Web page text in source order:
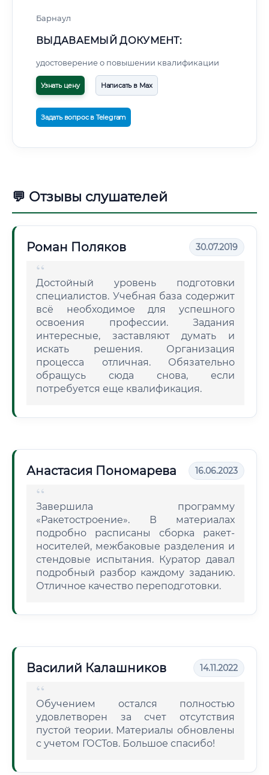
Барнаул
ВЫДАВАЕМЫЙ ДОКУМЕНТ:
удостоверение о повышении квалификации
Узнать цену Написать в Max
Задать вопрос в Telegram
💬 Отзывы слушателей
Роман Поляков 30.07.2019
Достойный уровень подготовки
специалистов. Учебная база содержит
всё необходимое для успешного
освоения профессии. Задания
интересные, заставляют думать и
искать решения. Организация
процесса отличная. Обязательно
обращусь сюда снова, если
потребуется еще квалификация.
Анастасия Пономарева 16.06.2023
Завершила программу
«Ракетостроение». В материалах
подробно расписаны сборка ракет-
носителей, межбаковые разделения и
стендовые испытания. Куратор давал
подробный разбор каждому заданию.
Отличное качество переподготовки.
Василий Калашников 14.11.2022
Обучением остался полностью
удовлетворен за счет отсутствия
пустой теории. Материалы обновлены
с учетом ГОСТов. Большое спасибо!